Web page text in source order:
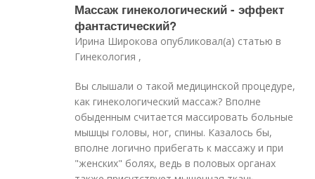
Массаж гинекологический - эффект
фантастический?
Ирина Широкова опубликовал(а) статью в
Гинекология ,
Вы слышали о такой медицинской процедуре,
как гинекологический массаж? Вполне
обыденным считается массировать больные
мышцы головы, ног, спины. Казалось бы,
вполне логично прибегать к массажу и при
"женских" болях, ведь в половых органах